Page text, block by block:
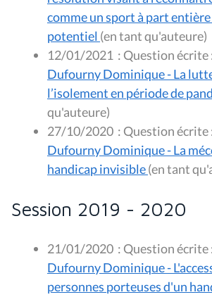
comme un sport à part
potentiel
(en tant qu'auteure)
12/01/2021 :
Dufourny Dominique - La
l’isolement en période de
qu'auteure)
27/10/2020 :
Dufourny Dominique - La
handicap invisible
(en
Session 2019 - 2020
21/01/2020 :
Dufourny Dominique -
personnes porteuses d'un